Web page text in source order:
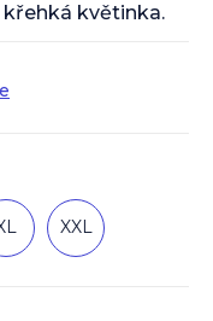
XXL
květinka.